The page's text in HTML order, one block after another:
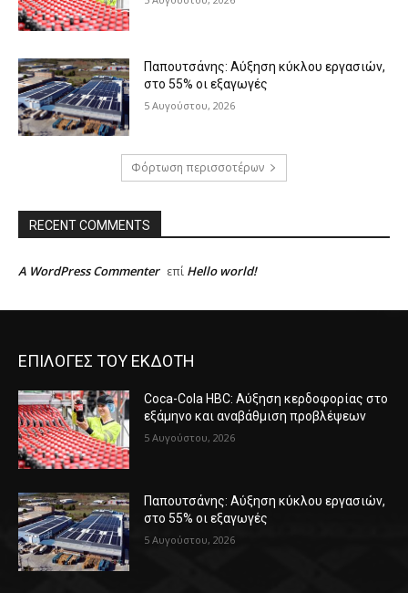
Παπουτσάνης: Αύξηση κύκλου εργασιών,
στο 55% οι εξαγωγές
5 Αυγούστου, 2026
Φόρτωση περισσοτέρων
RECENT COMMENTS
A WordPress Commenter επί Hello world!
ΕΠΙΛΟΓΕΣ ΤΟΥ ΕΚΔΟΤΗ
Coca-Cola HBC: Αύξηση κερδοφορίας στο
εξάμηνο και αναβάθμιση προβλέψεων
5 Αυγούστου, 2026
Παπουτσάνης: Αύξηση κύκλου εργασιών,
στο 55% οι εξαγωγές
5 Αυγούστου, 2026